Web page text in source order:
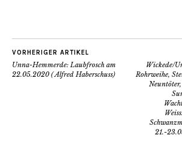
VORHERIGER ARTIKEL
Unna-Hemmerde: Laubfrosch am
22.05.2020 ( Alfred Haberschuss)
Wickede/
Rohrweihe,
21.-